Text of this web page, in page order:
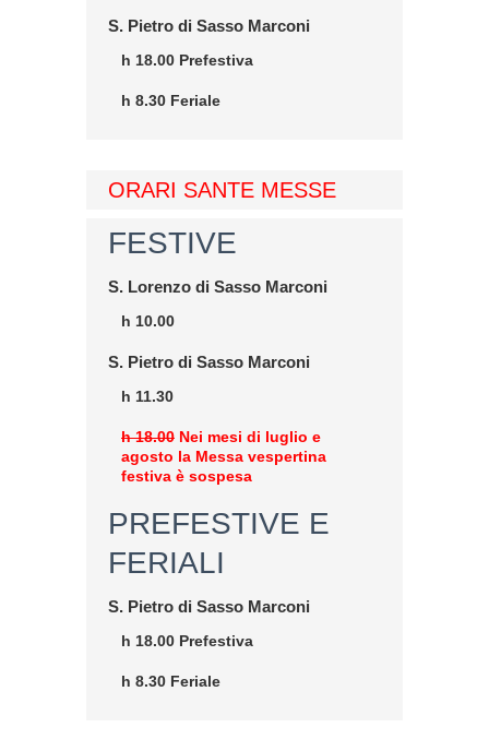
S. Pietro di Sasso Marconi
h 18.00 Prefestiva
h 8.30 Feriale
ORARI SANTE MESSE
FESTIVE
S. Lorenzo di Sasso Marconi
h 10.00
S. Pietro di Sasso Marconi
h 11.30
h 18.00 Nei mesi di luglio e
agosto la Messa vespertina
festiva è sospesa
PREFESTIVE E
FERIALI
S. Pietro di Sasso Marconi
h 18.00 Prefestiva
h 8.30 Feriale